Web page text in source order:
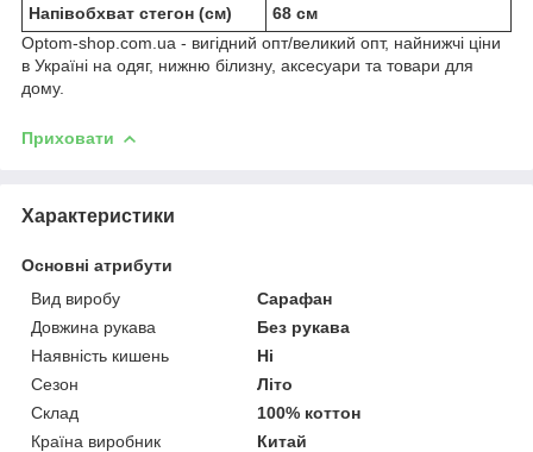
Напівобхват стегон (см)
68 см
Optom-shop.com.ua - вигідний опт/великий опт, найнижчі ціни
в Україні на одяг, нижню білизну, аксесуари та товари для
дому.
Приховати
Характеристики
Основні атрибути
Вид виробу
Сарафан
Довжина рукава
Без рукава
Наявність кишень
Ні
Сезон
Літо
Склад
100% коттон
Країна виробник
Китай